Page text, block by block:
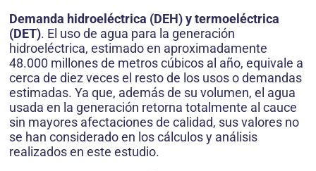
Demanda hidroeléctrica (DEH) y termoeléctrica
(DET). El uso de agua para la generación
hidroeléctrica, estimado en aproximadamente
48.000 millones de metros cúbicos al año, equivale a
cerca de diez veces el resto de los usos o demandas
estimadas. Ya que, además de su volumen, el agua
usada en la generación retorna totalmente al cauce
sin mayores afectaciones de calidad, sus valores no
se han considerado en los cálculos y análisis
realizados en este estudio.